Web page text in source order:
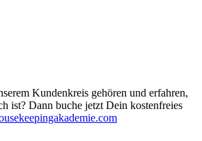
Kundenkreis gehören und erfahren,
ist? Dann buche jetzt Dein kostenfreies